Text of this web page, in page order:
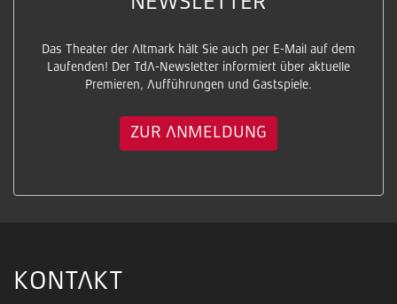
Das Theater der Altmark hält Sie auch per E-Mail auf dem
Laufenden! Der TdA-Newsletter informiert über aktuelle
Premieren, Aufführungen und Gastspiele.
ZUR ANMELDUNG
KONTAKT